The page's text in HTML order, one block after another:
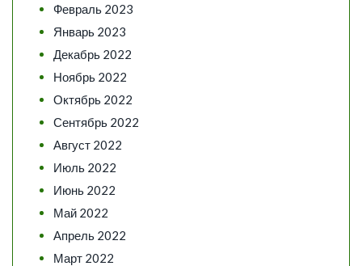
Февраль 2023
Январь 2023
Декабрь 2022
Ноябрь 2022
Октябрь 2022
Сентябрь 2022
Август 2022
Июль 2022
Июнь 2022
Май 2022
Апрель 2022
Март 2022